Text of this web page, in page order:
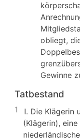
obliegt,
Gewinne
Tatbestand
1
I. Die Klägerin
(Klägerin),